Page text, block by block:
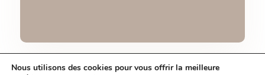
Nous utilisons des cookies pour vous offrir la meilleure